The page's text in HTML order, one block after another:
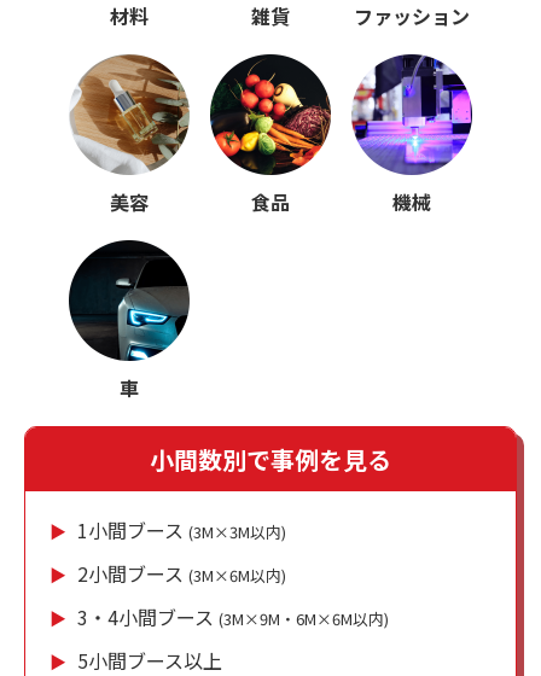
材料 雑貨 ファッション
美容 食品 機械
車
小間数別で事例を見る
▶︎ 1小間ブース (3M×3M以内)
▶︎ 2小間ブース (3M×6M以内)
▶︎ 3・4小間ブース (3M×9M・6M×6M以内)
▶︎ 5小間ブース以上